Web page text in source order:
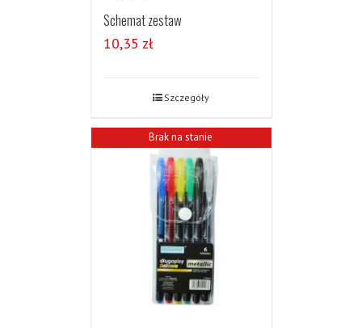
Schemat zestaw
10,35 zł
Szczegóły
Brak na stanie